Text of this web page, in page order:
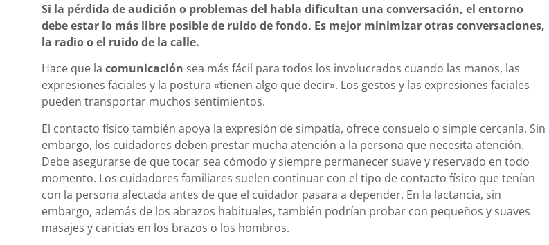
Si la pérdida de audición o problemas del habla dificultan una conversación, el entorno
debe estar lo más libre posible de ruido de fondo. Es mejor minimizar otras conversaciones,
la radio o el ruido de la calle.
Hace que la comunicación sea más fácil para todos los involucrados cuando las manos, las
expresiones faciales y la postura «tienen algo que decir». Los gestos y las expresiones faciales
pueden transportar muchos sentimientos.
El contacto físico también apoya la expresión de simpatía, ofrece consuelo o simple cercanía. Sin
embargo, los cuidadores deben prestar mucha atención a la persona que necesita atención.
Debe asegurarse de que tocar sea cómodo y siempre permanecer suave y reservado en todo
momento. Los cuidadores familiares suelen continuar con el tipo de contacto físico que tenían
con la persona afectada antes de que el cuidador pasara a depender. En la lactancia, sin
embargo, además de los abrazos habituales, también podrían probar con pequeños y suaves
masajes y caricias en los brazos o los hombros.